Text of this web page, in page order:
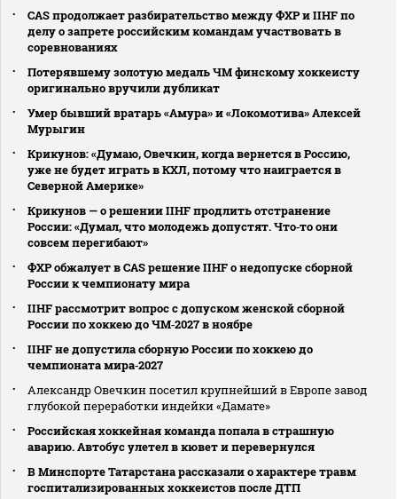
CAS продолжает разбирательство между ФХР и IIHF по
делу о запрете российским командам участвовать в
соревнованиях
Потерявшему золотую медаль ЧМ финскому хоккеисту
оригинально вручили дубликат
Умер бывший вратарь «Амура» и «Локомотива» Алексей
Мурыгин
Крикунов: «Думаю, Овечкин, когда вернется в Россию,
уже не будет играть в КХЛ, потому что наиграется в
Северной Америке»
Крикунов — о решении IIHF продлить отстранение
России: «Думал, что молодежь допустят. Что‑то они
совсем перегибают»
ФХР обжалует в CAS решение IIHF о недопуске сборной
России к чемпионату мира
IIHF рассмотрит вопрос с допуском женской сборной
России по хоккею до ЧМ‑2027 в ноябре
IIHF не допустила сборную России по хоккею до
чемпионата мира‑2027
Александр Овечкин посетил крупнейший в Европе завод
глубокой переработки индейки «Дамате»
Российская хоккейная команда попала в страшную
аварию. Автобус улетел в кювет и перевернулся
В Минспорте Татарстана рассказали о характере травм
госпитализированных хоккеистов после ДТП